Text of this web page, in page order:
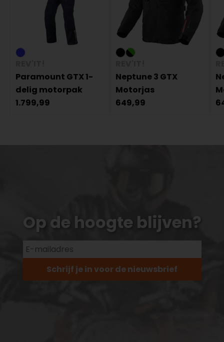
Paramount GTX 1-
delig motorpak
1.799,99
Neptune 3 GTX
Motorjas
649,99
Op de hoogte blijven?
Schrijf je in voor de nieuwsbrief